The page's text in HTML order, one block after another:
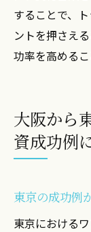
することで、
ントを押さえ
功率を高めるこ
大阪から
資成功例
東京の成功例
東京における